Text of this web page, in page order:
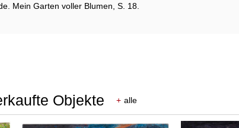
Mein Garten voller Blumen, S. 18.
Objekte + alle